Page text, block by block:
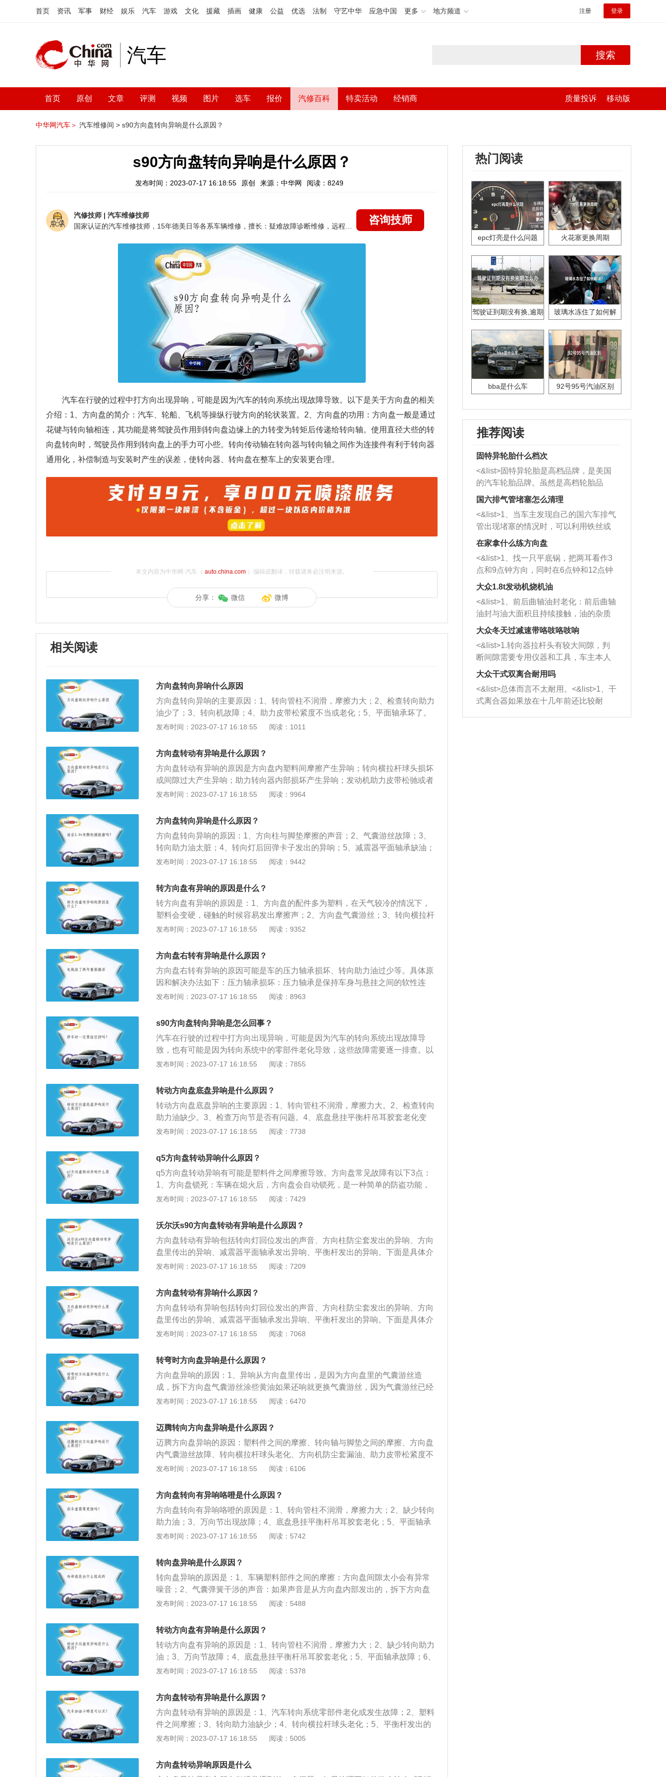
首页 资讯 军事 财经 娱乐 汽车 游戏 文化 援藏 插画 健康 公益 优选 法制 守艺中华 应急中国 更多 地方频道 注册 登录
汽车 搜索
首页 原创 文章 评测 视频 图片 选车 报价 汽修百科 特卖活动 经销商 质量投诉 移动版
中华网汽车＞ 汽车维修间 > s90方向盘转向异响是什么原因？
s90方向盘转向异响是什么原因？
发布时间：2023-07-17 16:18:55 原创 来源：中华网 阅读：8249
汽修技师 | 汽车维修技师
咨询技师
汽车在行驶的过程中打方向出现异响，可能是因为汽车的转向系统出现故障导致。以下是关于方向盘的相关
介绍：1、方向盘的简介：汽车、轮船、飞机等操纵行驶方向的轮状装置。2、方向盘的功用：方向盘一般是通过
花键与转向轴相连，其功能是将驾驶员作用到转向盘边缘上的力转变为转矩后传递给转向轴。使用直径大些的转
向盘转向时，驾驶员作用到转向盘上的手力可小些。转向传动轴在转向器与转向轴之间作为连接件有利于转向器
通用化，补偿制造与安装时产生的误差，使转向器、转向盘在整车上的安装更合理。
本文内容为中华网·汽车（ auto.china.com）编辑或翻译，转载请务必注明来源。
分享： 微信 微博
相关阅读
方向盘转向异响什么原因
方向盘转向异响的主要原因：1、转向管柱不润滑，摩擦力大；2、检查转向助力
油少了；3、转向机故障；4、助力皮带松紧度不当或老化；5、平面轴承坏了。
方向盘异响原因和处理方法：1、转向横拉杆球头老化、有旷量。更换转向横拉
3、转向机故障。可能是转向机配合齿轮间隙过大造成的，需要更换转向机；4、
助力皮带松紧度不当或老化，需调节皮带松紧度或者更换皮带；5、更换平面轴
承。正确打方向盘的方法：1、避免原地转动方向盘，尽量在车辆移动之后再打
方向，原地打方向只可在特殊环境下调车出位时偶尔使用。2、当车辆停稳之
后，应当将方向盘回到正中位置，避免悬挂系统和轮胎承受负荷。3、需要调头
发布时间：2023-07-17 16:18:55 阅读：1011
方向盘转动有异响是什么原因？
方向盘转动有异响的原因是方向盘内塑料间摩擦产生异响；转向横拉杆球头损坏
或间隙过大产生异响；助力转向器内部损坏产生异响；发动机助力皮带松驰或者
老化产生的异响；限位螺丝防尘套破损导致脏物进入产生异响；方向盘内气囊游
大部分零件由有塑料件制成，气温下降塑料会变硬，摩擦时容易产生异响和静
电。转向横拉杆球头损坏或间隙过大产生异响：通常在转动方向时会出现方向盘
震动和异响，建议更换横拉杆球头或者横拉杆总成，再进行四轮定位调整参数即
可。助力转向器内部损坏产生异响：转动方向时明显感觉力度较之前大或者不顺
畅，并带有异响，则是助力转向器内部损坏，转向机内配合齿轮磨损间隙较大所
液压助力，如果助力皮带松紧不当或者老化，会传来异响声，调整皮带松紧度或
者更换皮带，皮带的张紧力可以用手下压即可。限位螺丝防尘套破损导致脏物进
入产生异响：限位螺丝上有起保护作用的尼龙套，长期运行使用后就会出现老化
音。方向盘内气囊游丝与转向柱摩擦异响：属于车辆本身模具或者方向盘装配问
发布时间：2023-07-17 16:18:55 阅读：9964
方向盘转向异响是什么原因？
方向盘转向异响的原因：1、方向柱与脚垫摩擦的声音；2、气囊游丝故障；3、
转向助力油太脏；4、转向灯后回弹卡子发出的异响；5、减震器平面轴承缺油；
6、助力皮带松紧度不当或老化；7、平衡杆胶松动；8、限位螺丝防尘套损坏。
变为转矩后传递给转向轴。方向盘可分为单幅、双幅、三幅和四幅，目前轿车采
用的方向盘是三幅和四幅。
发布时间：2023-07-17 16:18:55 阅读：9442
转方向盘有异响的原因是什么？
转方向盘有异响的原因是：1、方向盘的配件多为塑料，在天气较冷的情况下，
塑料会变硬，碰触的时候容易发出摩擦声；2、方向盘气囊游丝；3、转向横拉杆
球头老化，这个情况下除了发出声响还会引起抖动；4、平衡杆松动或者损坏，
响；5、减震器平面轴承出现问题；6、助力皮带松紧度不当或老化。方向盘是汽
车、轮船、飞机等的操纵行驶方向的轮状装置，其功能是将驾驶员作用到转向盘
边缘上的力转变为转矩后传递给转向轴。
发布时间：2023-07-17 16:18:55 阅读：9352
方向盘右转有异响是什么原因？
方向盘右转有异响的原因可能是车的压力轴承损坏、转向助力油过少等。具体原
因和解决办法如下：压力轴承损坏：压力轴承是保持车身与悬挂之间的软性连
接，能够在一定程度上过滤掉在行驶时路面不平所产生的振动，减小对压力轴承
力轴承。转向助力油过少：转向助力油少了，会出现转向费力的现象，可能会出
现异响。解决办法：更换转向助力油。
发布时间：2023-07-17 16:18:55 阅读：8963
s90方向盘转向异响是怎么回事？
汽车在行驶的过程中打方向出现异响，可能是因为汽车的转向系统出现故障导
致，也有可能是因为转向系统中的零部件老化导致，这些故障需要逐一排查。以
下是关于方向盘的相关介绍：1、方向盘的简介：汽车、轮船、飞机等的操纵行
其功能是将驾驶员作用到转向盘边缘上的力转变为转矩后传递给转向轴。使用直
径大些的转向盘转向时，驾驶员作用到转向盘上的手力可小些。转向传动轴在转
向器与转向轴之间作为连接件有利于转向器通用化，补偿制造与安装时产生的误
差，使转向器、转向盘在整车上的安装更合理。
发布时间：2023-07-17 16:18:55 阅读：7855
转动方向盘底盘异响是什么原因？
转动方向盘底盘异响的主要原因：1、转向管柱不润滑，摩擦力大。2、检查转向
助力油缺少。3、检查万向节是否有问题。4、底盘悬挂平衡杆吊耳胶套老化变
硬。5、平面轴承损坏。关于汽车方向盘的相关信息如下：1、功能：其功能是将
果把方向盘看成钟表盘面，正确的手势是左手握在九、十时之间，右手握在三、
四时之间，在发生碰撞时，这样的姿势更有利于支撑身体。
发布时间：2023-07-17 16:18:55 阅读：7738
q5方向盘转动异响什么原因？
q5方向盘转动异响有可能是塑料件之间摩擦导致。方向盘常见故障有以下3点：
1、方向盘锁死：车辆在熄火后，方向盘会自动锁死，是一种简单的防盗功能，
停车时方向盘摆放在某一个角度，而这个角度正好仅扭动钥匙点火而不能解锁，
花：修补后要等一天后待漆面硬化后才能洗车上蜡，可以用牙膏填补细小划痕，
不仅可以减轻划痕印记，还能避免空气对车漆伤处的长期侵蚀。3、方向盘抖
动：时速在80公里至90公里之间，出现方向盘抖动现象，时速超过90公里则恢复
正常，出现这种情况多数是由于轮胎变形或车辆传动系统引起，须检查前轮各定
位角和前束是否符合要求。
发布时间：2023-07-17 16:18:55 阅读：7429
沃尔沃s90方向盘转动有异响是什么原因？
方向盘转动有异响包括转向灯回位发出的声音、方向柱防尘套发出的异响、方向
盘里传出的异响、减震器平面轴承发出异响、平衡杆发出的异响。下面是具体介
绍：1、转向灯回位发出的声音：如果在转向的同时打开了转向灯，那这个声音
如果是，那么这个是正常情况。2、方向柱防尘套发出的异响：如果异响从方向
盘下方传来，那么有可能是方向柱防尘套发出的异响。由于方向柱防尘套缺少润
滑，那么就会产生摩擦的声音。这种情况，车主只需要在防尘套内涂些黄油，异
响就会消失。3、方向盘里传出的异响如果异响从方向盘里传出，那么问题很大
概率是因为方向盘里的气囊游丝造成，拆下方向盘气囊游丝涂些黄油看还响不
者拔掉安全气囊保险丝，以免安全气囊弹出。4、减震器平面轴承发出异响：如
果异响来源在车外，那么有可能是减震器的平面轴承缺油发出的声音的，只要打
开车头盖听一下声音是不是从减震器顶座的位置发出，这样就知道是不是减震器
如果涂后还是响，就只能更换。5、平衡杆发出的异响：如果并不是减震器传出
动、损坏不但会在打方向时响，在过不平路面时也会发出响声，平衡杆胶松动是
可以通过加垫片的方式来解决，如果损坏就只能更换。
发布时间：2023-07-17 16:18:55 阅读：7209
方向盘转动有异响什么原因？
方向盘转动有异响包括转向灯回位发出的声音、方向柱防尘套发出的异响、方向
盘里传出的异响、减震器平面轴承发出异响、平衡杆发出的异响。下面是具体介
绍：1、转向灯回位发出的声音：如果在转向的同时打开了转向灯，那这个声音
如果是，那么这个是正常情况。2、方向柱防尘套发出的异响：如果异响从方向
盘下方传来，那么有可能是方向柱防尘套发出的异响。由于方向柱防尘套缺少润
滑，那么就会产生摩擦的声音。这种情况，车主只需要在防尘套内涂些黄油，异
响就会消失。3、方向盘里传出的异响如果异响从方向盘里传出，那么问题很大
概率是因为方向盘里的气囊游丝造成，拆下方向盘气囊游丝涂些黄油看还响不
者拔掉安全气囊保险丝，以免安全气囊弹出。4、减震器平面轴承发出异响：如
果异响来源在车外，那么有可能是减震器的平面轴承缺油发出的声音的，只要打
开车头盖听一下声音是不是从减震器顶座的位置发出，这样就知道是不是减震器
如果涂后还是响，就只能更换。5、平衡杆发出的异响：如果并不是减震器传出
动、损坏不但会在打方向时响，在过不平路面时也会发出响声，平衡杆胶松动是
可以通过加垫片的方式来解决，如果损坏就只能更换。
发布时间：2023-07-17 16:18:55 阅读：7068
转弯时方向盘异响是什么原因？
方向盘异响的原因：1、异响从方向盘里传出，是因为方向盘里的气囊游丝造
成，拆下方向盘气囊游丝涂些黄油如果还响就更换气囊游丝，因为气囊游丝已经
损坏。2、转向横拉杆球头老化，就会造成汽车方向盘抖动和声响的情况，这种
面轴承发出异响，打开车头盖听一下，这样可以判断是不是减震器的平面轴承发
出的声音。减震器的平面轴承发响，可以在平面轴承上涂些黄油，如果涂后还是
响，就只能进行更换。
发布时间：2023-07-17 16:18:55 阅读：6470
迈腾转向方向盘异响是什么原因？
迈腾方向盘异响的原因：塑料件之间的摩擦、转向轴与脚垫之间的摩擦、方向盘
内气囊游丝故障、转向横拉杆球头老化、方向机防尘套漏油、助力皮带松紧度不
当或老化等，建议去当地4S店或维修店查找原因。以下是具体介绍：1.当转向横
位。2.当方向机防尘套漏油造成异响时，需要更换防尘套或者重新使用黄油润
发布时间：2023-07-17 16:18:55 阅读：6106
方向盘转向有异响咯噔是什么原因？
方向盘转向有异响咯噔的原因是：1、转向管柱不润滑，摩擦力大；2、缺少转向
助力油；3、万向节出现故障；4、底盘悬挂平衡杆吊耳胶套老化；5、平面轴承
损坏；6、助力系统出现问题；7、驾驶习惯不好，过度踩刹车；8、刹车盘与刹
2、方向盘转动的幅度、速度要与汽车转弯的角度和车辆行驶的速度相适应；3、
汽车停止不动时不要转动方向盘避免造成转向系统损坏和轮胎磨损；4、左右手
放在方向盘上的位置不要靠太近。
发布时间：2023-07-17 16:18:55 阅读：5742
转向盘异响是什么原因？
转向盘异响的原因是：1、车辆塑料部件之间的摩擦：方向盘间隙太小会有异常
噪音；2、气囊弹簧干涉的声音：如果声音是从方向盘内部发出的，拆下方向盘
在气囊游丝上涂些黄油，如果还响就需要更换气囊游丝；3、减震器平面轴承发
面轴承上涂些黄油，如果涂后还是响就需要更换；4、助力带松紧不当或老化：
如果助力皮带没有正确拉紧或老化，会听到异常声音，调整皮带松紧或更换皮带
即可。
发布时间：2023-07-17 16:18:55 阅读：5488
转动方向盘有异响是什么原因？
转动方向盘有异响的原因是：1、转向管柱不润滑，摩擦力大；2、缺少转向助力
油；3、万向节故障；4、底盘悬挂平衡杆吊耳胶套老化；5、平面轴承故障；6、
助力系统故障；7、驾驶习惯不好，过度踩刹车；8、刹车盘与刹车片表面异常磨
3、更换万向节；4、更换底盘悬挂平衡杆吊耳胶套；5、更换平面轴承；6、更换
助力系统。
发布时间：2023-07-17 16:18:55 阅读：5378
方向盘转动有异响是什么原因？
方向盘转动有异响的原因是：1、汽车转向系统零部件老化或发生故障；2、塑料
件之间摩擦；3、转向助力油缺少；4、转向横拉杆球头老化；5、平衡杆发出的
异响；6、转向机故障和助力皮带松紧度老化。方向盘的正确使用方法为：1、避
回到正中位置，避免悬挂系统和轮胎承受负荷；3、调头的时候尽量避免方向盘
打到死点的位置。
发布时间：2023-07-17 16:18:55 阅读：5005
方向盘转动异响原因是什么
热门阅读
epc灯亮是什么问题 火花塞更换周期
驾驶证到期没有换,逾期
玻璃水冻住了如何解
bba是什么车 92号95号汽油区别
推荐阅读
固特异轮胎什么档次
<&list>固特异轮胎是高档品牌，是美国
的汽车轮胎品牌。虽然是高档轮胎品
牌，但是中高低端的轮胎都有生产，这
也是为了更好的开拓市场。
国六排气管堵塞怎么清理
<&list>1、当车主发现自己的国六车排气
管出现堵塞的情况时，可以利用铁丝或
者是细棍，直接将杂物给取出来，如果
堵塞情况比较严重，也可以采取应急措
施。 <&list>2、直接利用木棍将所有的
杂物推到排气管里面的位置处，然后将
三元催化器拆解开，就可以将堵塞的东
西取出来。但如果是因为积碳过多引起
的堵塞，就需要将三元催化器泡在草酸
洗剂对堵塞的情况得到解决，将清洗剂
放在燃油箱中，与燃油混合后，车辆启
动时，就可以和汽油一起进入到燃烧
室，最后形成废气排出，就可以让三元
催化器得到清洗，排气管堵塞的情况就
能够得到解决。
在家拿什么练方向盘
<&list>1、找一只平底锅，把两耳看作3
点和9点钟方向，同时在6点钟和12点钟
方向做一个标记。 <&list>2、双手握住
一圈半的练习，往右同样也要打相同的
圈数。 <&list>3、最后强调要反复练
习，这样就可以形成肌肉记忆，在真实
驾驶车辆时，不需要记忆也能打好方
向。
大众1.8t发动机烧机油
<&list>1、前后曲轴油封老化：前后曲轴
油封与油大面积且持续接触，油的杂质
和发动机内持续温度变化使其密封效果
逐渐减弱，导致渗油或漏油。<&list>2、
活塞间隙过大：积碳会使活塞环与缸体
的间隙扩大，导致机油流入燃烧室中，
造成烧机油。<&list>3、机油粘度。使用
机油粘度过小的话，同样会有烧机油现
象，机油粘度过小具有很好的流动性，
大众冬天过减速带咯吱咯吱响
<&list>1.转向器拉杆头有较大间隙，判
断间隙需要专用仪器和工具，车主本人
无法制作，需要将车辆送到修理厂或4s
店；<&list>2.车辆半轴套管防尘罩破
裂，破裂后会出现漏油现象，使半轴磨
损严重，磨损的半轴容易损坏，产生异
响；<&list>3.稳定器的转向胶套和球头
大众干式双离合耐用吗
<&list>总体而言不太耐用。<&list>1、干
式离合器如果放在十几年前还比较耐